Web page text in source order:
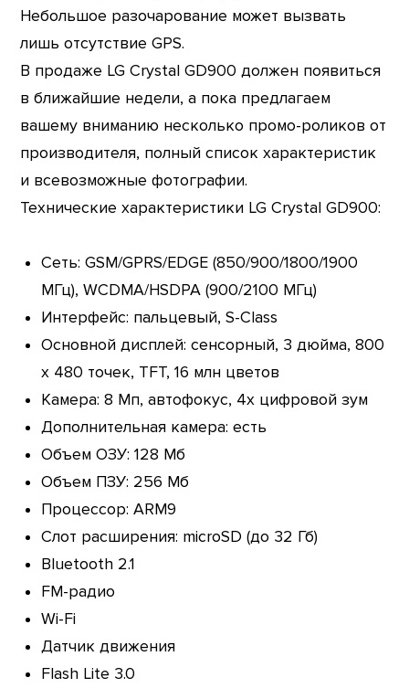
Небольшое разочарование может вызвать
лишь отсутствие GPS.
В продаже LG Crystal GD900 должен появиться
в ближайшие недели, а пока предлагаем
вашему вниманию несколько промо-роликов от
производителя, полный список характеристик
и всевозможные фотографии.
Технические характеристики LG Crystal GD900:
Сеть: GSM/GPRS/EDGE (850/900/1800/1900
МГц), WCDMA/HSDPA (900/2100 МГц)
Интерфейс: пальцевый, S-Class
Основной дисплей: сенсорный, 3 дюйма, 800
х 480 точек, TFT, 16 млн цветов
Камера: 8 Мп, автофокус, 4х цифровой зум
Дополнительная камера: есть
Объем ОЗУ: 128 Мб
Объем ПЗУ: 256 Мб
Процессор: ARM9
Слот расширения: microSD (до 32 Гб)
Bluetooth 2.1
FM-радио
Wi-Fi
Датчик движения
Flash Lite 3.0